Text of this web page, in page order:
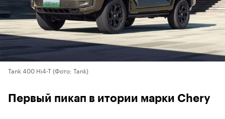
Tank 400 Hi4-T(Фото: Tank)
Первый пикап в итории марки Chery